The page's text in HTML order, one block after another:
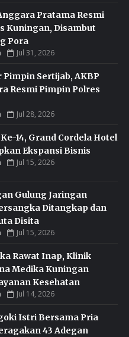
Pratama Resmi
Kuningan, Disambut
Pora
Jul 31, 2026
Pimpin Sertijab, AKBP
Resmi Pimpin Polres
Jul 28, 2026
14, Grand Cordela Hotel
Ekspansi Bisnis
Jul 15, 2026
Gulung Jaringan
Ditangkap dan
Disita
Jul 15, 2026
Rawat Inap, Klinik
Medika Kuningan
Kesehatan
Jul 14, 2026
Istri Bersama Pria
43 Adegan